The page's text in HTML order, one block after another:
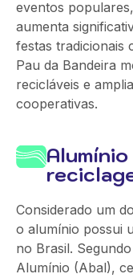
eventos
aumenta
festas tradicionais
Pau da Bandeira
recicláveis e
cooperativas.
Considerado um
o alumínio possui
no Brasil.
Alumínio (Abal),